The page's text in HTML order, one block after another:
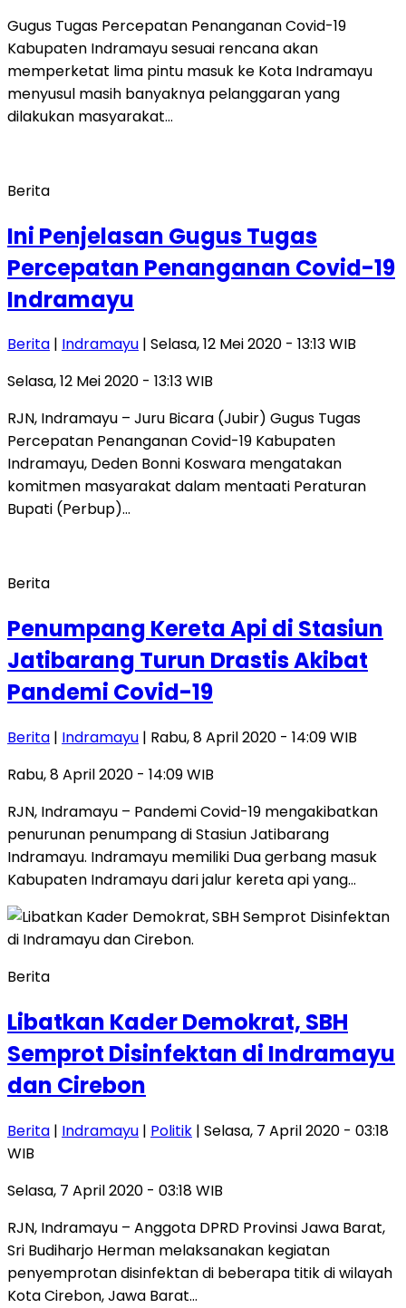
Gugus Tugas Percepatan Penanganan Covid-19
Kabupaten Indramayu sesuai rencana akan
memperketat lima pintu masuk ke Kota Indramayu
menyusul masih banyaknya pelanggaran yang
dilakukan masyarakat…
Berita
Ini Penjelasan Gugus Tugas
Percepatan Penanganan Covid-19
Indramayu
Berita | Indramayu | Selasa, 12 Mei 2020 - 13:13 WIB
Selasa, 12 Mei 2020 - 13:13 WIB
RJN, Indramayu – Juru Bicara (Jubir) Gugus Tugas
Percepatan Penanganan Covid-19 Kabupaten
Indramayu, Deden Bonni Koswara mengatakan
komitmen masyarakat dalam mentaati Peraturan
Bupati (Perbup)…
Berita
Penumpang Kereta Api di Stasiun
Jatibarang Turun Drastis Akibat
Pandemi Covid-19
Berita | Indramayu | Rabu, 8 April 2020 - 14:09 WIB
Rabu, 8 April 2020 - 14:09 WIB
RJN, Indramayu – Pandemi Covid-19 mengakibatkan
penurunan penumpang di Stasiun Jatibarang
Indramayu. Indramayu memiliki Dua gerbang masuk
Kabupaten Indramayu dari jalur kereta api yang…
Berita
Libatkan Kader Demokrat, SBH
Semprot Disinfektan di Indramayu
dan Cirebon
Berita | Indramayu | Politik | Selasa, 7 April 2020 - 03:18
WIB
Selasa, 7 April 2020 - 03:18 WIB
RJN, Indramayu – Anggota DPRD Provinsi Jawa Barat,
Sri Budiharjo Herman melaksanakan kegiatan
penyemprotan disinfektan di beberapa titik di wilayah
Kota Cirebon, Jawa Barat…